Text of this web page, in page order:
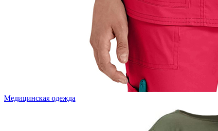
Медицинская одежда